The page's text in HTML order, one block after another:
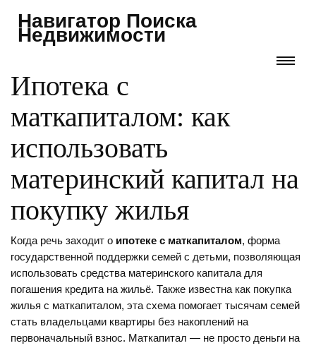
Навигатор Поиска
Недвижимости
Ипотека с
маткапиталом: как
использовать
материнский капитал на
покупку жилья
Когда речь заходит о ипотеке с маткапиталом, форма
государственной поддержки семей с детьми, позволяющая
использовать средства материнского капитала для
погашения кредита на жильё. Также известна как покупка
жилья с маткапиталом, эта схема помогает тысячам семей
стать владельцами квартиры без накоплений на
первоначальный взнос. Маткапитал — не просто деньги на